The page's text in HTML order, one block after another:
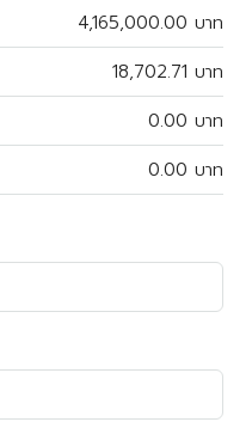
4,165,000.00 บาท
18,702.71 บาท
0.00 บาท
0.00 บาท